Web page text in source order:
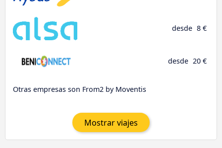
desde 8 €
desde 20 €
Otras empresas son From2 by Moventis
Mostrar viajes